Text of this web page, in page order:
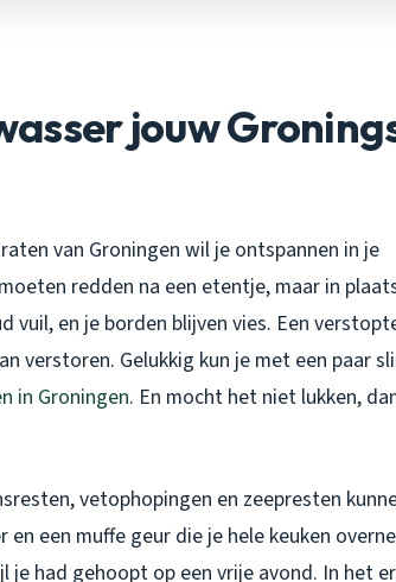
jouw
van Groningen wil je ontspannen in je
redden na een etentje, maar in
en je borden blijven vies. Een
verstoren. Gelukkig kun je met een paar
in Groningen. En mocht het niet lukken,
vetophopingen en zeepresten
een muffe geur die je hele keuken
had gehoopt op een vrije avond. In het